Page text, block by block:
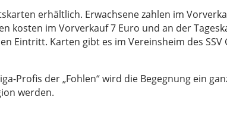
erhältlich. Erwachsene zahlen im
kosten im Vorverkauf 7 Euro und an der
Eintritt. Karten gibt es im Vereinsheim des
Profis der „Fohlen“ wird die Begegnung ein
werden.